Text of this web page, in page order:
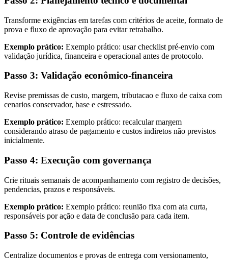
Transforme exigências em tarefas com critérios de aceite, formato de
prova e fluxo de aprovação para evitar retrabalho.
Exemplo prático: Exemplo prático: usar checklist pré-envio com
validação jurídica, financeira e operacional antes de protocolo.
Passo 3: Validação econômico-financeira
Revise premissas de custo, margem, tributacao e fluxo de caixa com
cenarios conservador, base e estressado.
Exemplo prático: Exemplo prático: recalcular margem
considerando atraso de pagamento e custos indiretos não previstos
inicialmente.
Passo 4: Execução com governança
Crie rituais semanais de acompanhamento com registro de decisões,
pendencias, prazos e responsáveis.
Exemplo prático: Exemplo prático: reunião fixa com ata curta,
responsáveis por ação e data de conclusão para cada item.
Passo 5: Controle de evidências
Centralize documentos e provas de entrega com versionamento,